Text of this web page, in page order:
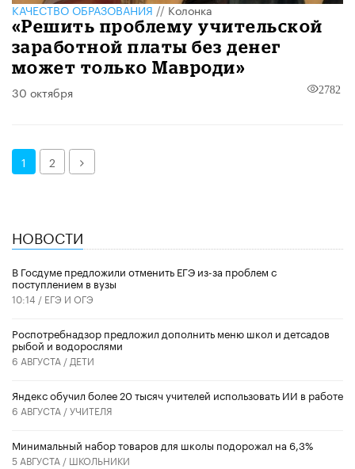
КАЧЕСТВО ОБРАЗОВАНИЯ//Колонка
«Решить проблему учительской
заработной платы без денег
может только Мавроди»
30 октября 2782
1 2 Далее
НОВОСТИ
В Госдуме предложили отменить ЕГЭ из-за проблем с
поступлением в вузы
10:14 / ЕГЭ И ОГЭ
Роспотребнадзор предложил дополнить меню школ и детсадов
рыбой и водорослями
6 АВГУСТА / ДЕТИ
​Яндекс обучил более 20 тысяч учителей использовать ИИ в работе
6 АВГУСТА /УЧИТЕЛЯ
Минимальный набор товаров для школы подорожал на 6,3%
5 АВГУСТА / ШКОЛЬНИКИ